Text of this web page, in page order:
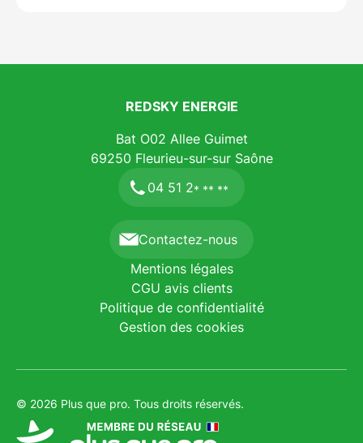
REDSKY ENERGIE
Bat O02 Allee Guimet
69250 Fleurieu-sur-sur Saône
04 51 2* ** **
Contactez-nous
Mentions légales
CGU avis clients
Politique de confidentialité
Gestion des cookies
© 2026 Plus que pro. Tous droits réservés.